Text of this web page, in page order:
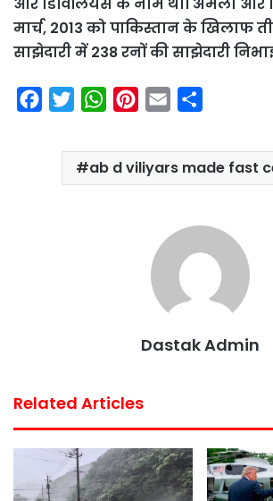
और डिविलियर्स के नाम था। अमला और
मार्च, 2013 को पाकिस्तान के खिलाफ
साझेदारी में 238 रनों की साझेदारी
i
t
W
a
t
n
t
a
i
a
r
ab d viliyars made fast
Dastak Admin
Related Articles